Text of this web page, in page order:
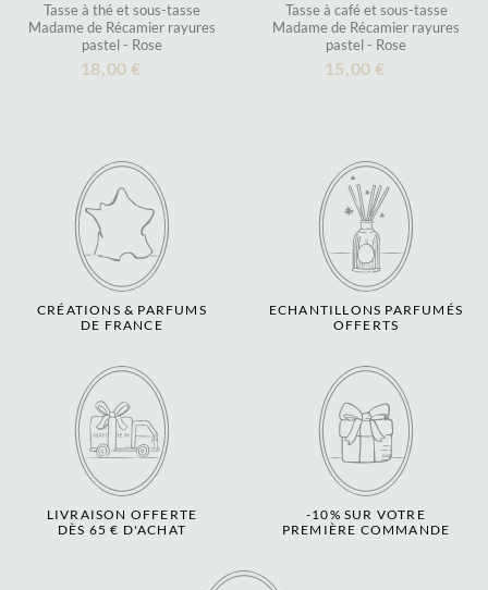
Tasse à thé et sous-tasse
Madame de Récamier rayures
pastel - Rose
18,00 €
Tasse à café et sous-tasse
Madame de Récamier rayures
pastel - Rose
15,00 €
CRÉATIONS & PARFUMS
DE FRANCE
ECHANTILLONS PARFUMÉS
OFFERTS
LIVRAISON OFFERTE
DÈS 65 € D'ACHAT
-10% SUR VOTRE
PREMIÈRE COMMANDE